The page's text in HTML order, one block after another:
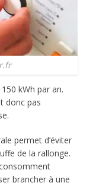
kWh par an.
donc pas
permet d’éviter
de la rallonge.
brancher à une